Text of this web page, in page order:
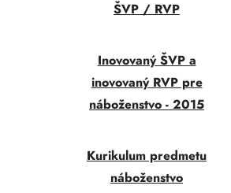
ŠVP / RVP
Inovovaný ŠVP a
inovovaný RVP pre
náboženstvo - 2015
Kurikulum predmetu
náboženstvo